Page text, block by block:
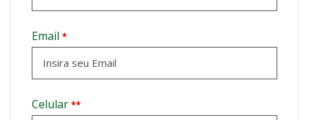
Email *
Celular **